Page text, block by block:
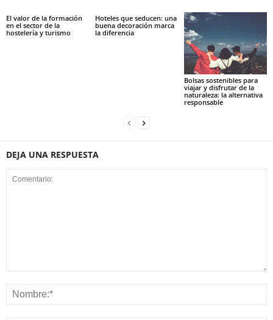
El valor de la formación
en el sector de la
hostelería y turismo
Hoteles que seducen: una
buena decoración marca
la diferencia
Bolsas sostenibles para
viajar y disfrutar de la
naturaleza: la alternativa
responsable
DEJA UNA RESPUESTA